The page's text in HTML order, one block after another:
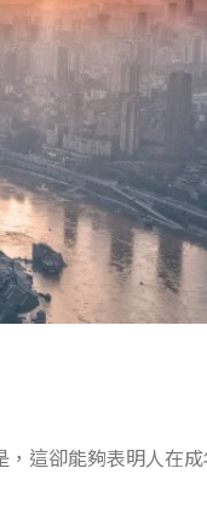
這卻能夠表明人在